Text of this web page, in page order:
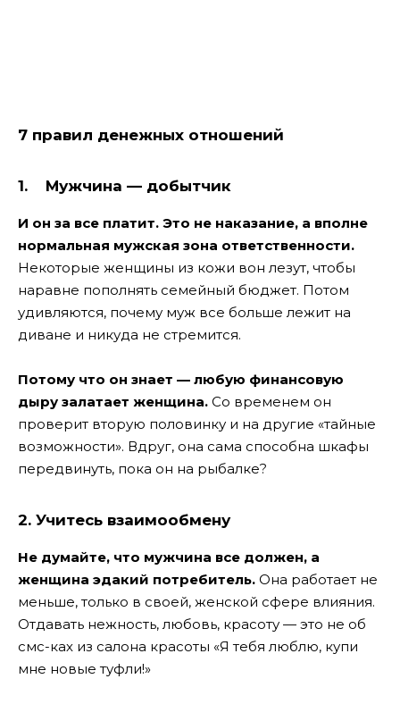
7 правил денежных отношений
1. Мужчина — добытчик
И он за все платит. Это не наказание, а вполне
нормальная мужская зона ответственности.
Некоторые женщины из кожи вон лезут, чтобы
наравне пополнять семейный бюджет. Потом
удивляются, почему муж все больше лежит на
диване и никуда не стремится.
Потому что он знает — любую финансовую
дыру залатает женщина. Со временем он
проверит вторую половинку и на другие «тайные
возможности». Вдруг, она сама способна шкафы
передвинуть, пока он на рыбалке?
2. Учитесь взаимообмену
Не думайте, что мужчина все должен, а
женщина эдакий потребитель. Она работает не
меньше, только в своей, женской сфере влияния.
Отдавать нежность, любовь, красоту — это не об
смс-ках из салона красоты «Я тебя люблю, купи
мне новые туфли!»